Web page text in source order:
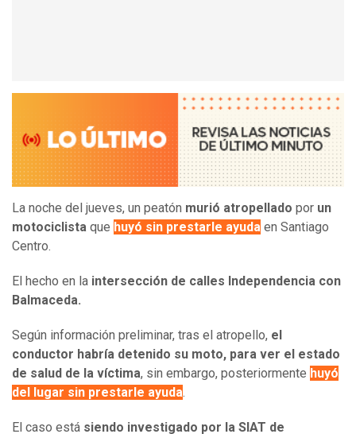
La noche del jueves, un peatón murió atropellado por un
motociclista que huyó sin prestarle ayuda en Santiago
Centro.
El hecho en la intersección de calles Independencia con
Balmaceda.
Según información preliminar, tras el atropello, el
conductor habría detenido su moto, para ver el estado
de salud de la víctima, sin embargo, posteriormente huyó
del lugar sin prestarle ayuda.
El caso está siendo investigado por la SIAT de